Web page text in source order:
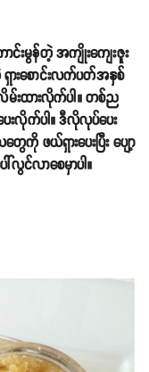
းမွန်တဲ့ အကျိုးကျေးဇူး
ရှားစောင်းလက်ပတ်အနှစ်
းထားလိုက်ပါ။ တစ်ည
းလိုက်ပါ။ ဒီလိုလုပ်ပေး
ကို ဖယ်ရှားပေးပြီး ပျော့
လွင်လာစေမှာပါ။